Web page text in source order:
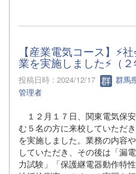
【産業電気コース】⚡
業を実施しました⚡（２
投稿日時 : 2024/12/17
群馬
管理者
１２月１７日、関東電気保
む５名の方に来校していただ
を実施しました。業務の内容
していただき、その後は「漏
力試験」「保護継電器動作特